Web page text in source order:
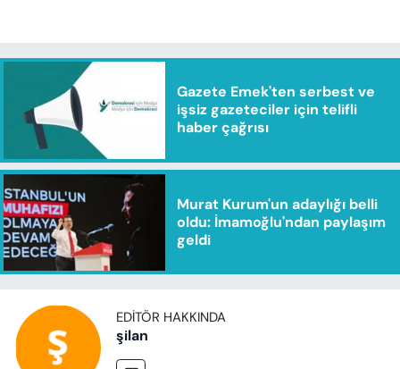
Gazete Emek'ten serbest ve
işsiz gazeteciler için telifli
haber çağrısı
Murat Kurum'un adaylığı belli
oldu: İmamoğlu'ndan paylaşım
geldi
EDITÖR HAKKINDA
şilan